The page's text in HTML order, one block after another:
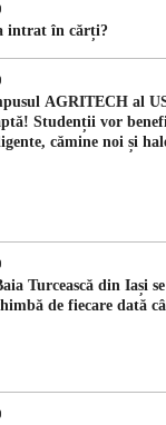
intrat în cărți?
AGRITECH al
Studenții vor
cămine noi și
Turcească din Iași
de fiecare dată